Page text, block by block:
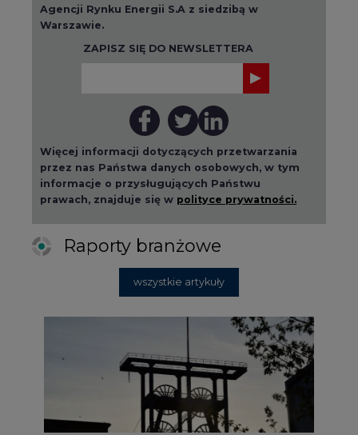
Agencji Rynku Energii S.A z siedzibą w
Warszawie.
ZAPISZ SIĘ DO NEWSLETTERA
Więcej informacji dotyczących przetwarzania
przez nas Państwa danych osobowych, w tym
informacje o przysługujących Państwu
prawach, znajduje się w polityce prywatności.
Raporty branżowe
wszystkie artykuły